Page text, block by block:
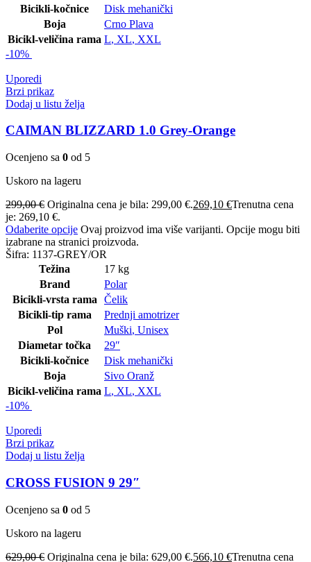
Bicikli-kočnice
Disk mehanički
Boja
Crno Plava
Bicikl-veličina rama L, XL, XXL
-10%
Uporedi
Brzi prikaz
Dodaj u listu želja
CAIMAN BLIZZARD 1.0 Grey-Orange
Ocenjeno sa 0 od 5
Uskoro na lageru
299,00€ Originalna cena je bila: 299,00 €.269,10 €Trenutna cena
je: 269,10 €.
Odaberite opcije Ovaj proizvod ima više varijanti. Opcije mogu biti
izabrane na stranici proizvoda.
Šifra: 1137-GREY/OR
Težina
17 kg
Brand
Polar
Bicikli-vrsta rama
Čelik
Bicikli-tip rama
Prednji amotrizer
Pol
Muški, Unisex
Diametar točka
29″
Bicikli-kočnice
Disk mehanički
Boja
Sivo Oranž
Bicikl-veličina rama L, XL, XXL
-10%
Uporedi
Brzi prikaz
Dodaj u listu želja
CROSS FUSION 9 29″
Ocenjeno sa 0 od 5
Uskoro na lageru
629,00€ Originalna cena je bila: 629,00 €.566,10 €Trenutna cena